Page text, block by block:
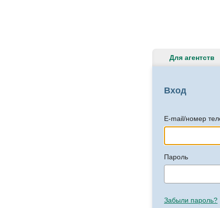
Для агентств
Вход
E-mail/номер
Пароль
Забыли пароль?